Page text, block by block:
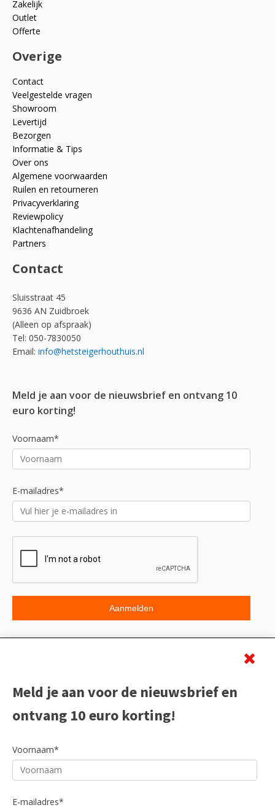
Zakelijk
Outlet
Offerte
Overige
Contact
Veelgestelde vragen
Showroom
Levertijd
Bezorgen
Informatie & Tips
Over ons
Algemene voorwaarden
Ruilen en retourneren
Privacyverklaring
Reviewpolicy
Klachtenafhandeling
Partners
Contact
Sluisstraat 45
9636 AN Zuidbroek
(Alleen op afspraak)
Tel: 050-7830050
Email: info@hetsteigerhouthuis.nl
Meld je aan voor de nieuwsbrief en ontvang 10
euro korting!
Voornaam*
E-mailadres*
Meld je aan voor de nieuwsbrief en
ontvang 10 euro korting!
Voornaam*
E-mailadres*